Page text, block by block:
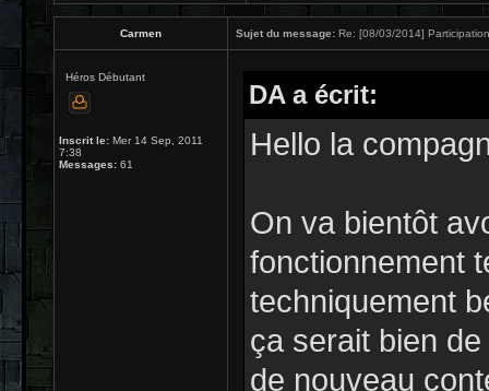
Carmen Sujet du message: Re: [08/03/2014]
Héros Débutant
Inscrit le: Mer 14 Sep, 2011
7:38
Messages: 61
DA a écrit:
Hello la
On va bientôt
fonctionnement
techniquement
ça serait bien
de nouveau